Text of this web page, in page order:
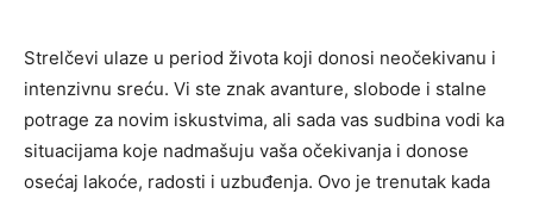
Strelčevi ulaze u period života koji donosi neočekivanu i
intenzivnu sreću. Vi ste znak avanture, slobode i stalne
potrage za novim iskustvima, ali sada vas sudbina vodi ka
situacijama koje nadmašuju vaša očekivanja i donose
osećaj lakoće, radosti i uzbuđenja. Ovo je trenutak kada